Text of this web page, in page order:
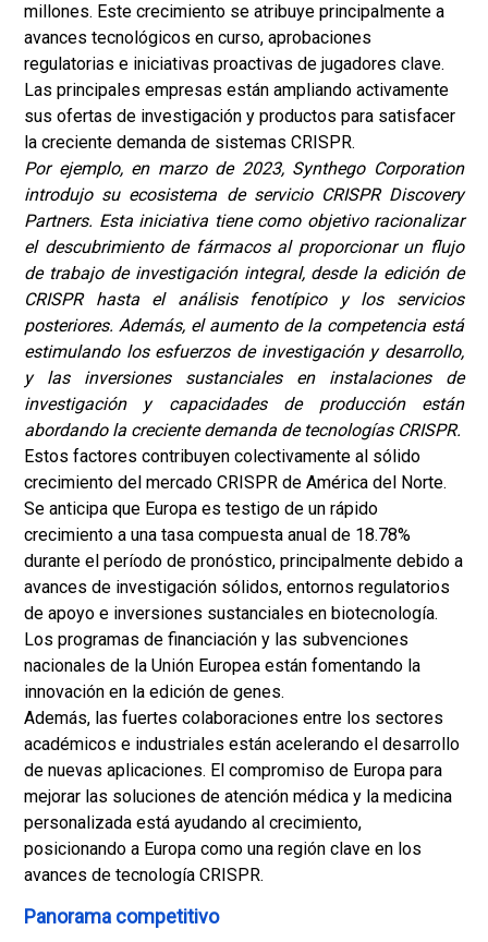
millones. Este crecimiento se atribuye principalmente a
avances tecnológicos en curso, aprobaciones
regulatorias e iniciativas proactivas de jugadores clave.
Las principales empresas están ampliando activamente
sus ofertas de investigación y productos para satisfacer
la creciente demanda de sistemas CRISPR.
Por ejemplo, en marzo de 2023, Synthego Corporation
introdujo su ecosistema de servicio CRISPR Discovery
Partners. Esta iniciativa tiene como objetivo racionalizar
el descubrimiento de fármacos al proporcionar un flujo
de trabajo de investigación integral, desde la edición de
CRISPR hasta el análisis fenotípico y los servicios
posteriores. Además, el aumento de la competencia está
estimulando los esfuerzos de investigación y desarrollo,
y las inversiones sustanciales en instalaciones de
investigación y capacidades de producción están
abordando la creciente demanda de tecnologías CRISPR.
Estos factores contribuyen colectivamente al sólido
crecimiento del mercado CRISPR de América del Norte.
Se anticipa que Europa es testigo de un rápido
crecimiento a una tasa compuesta anual de 18.78%
durante el período de pronóstico, principalmente debido a
avances de investigación sólidos, entornos regulatorios
de apoyo e inversiones sustanciales en biotecnología.
Los programas de financiación y las subvenciones
nacionales de la Unión Europea están fomentando la
innovación en la edición de genes.
Además, las fuertes colaboraciones entre los sectores
académicos e industriales están acelerando el desarrollo
de nuevas aplicaciones. El compromiso de Europa para
mejorar las soluciones de atención médica y la medicina
personalizada está ayudando al crecimiento,
posicionando a Europa como una región clave en los
avances de tecnología CRISPR.
Panorama competitivo